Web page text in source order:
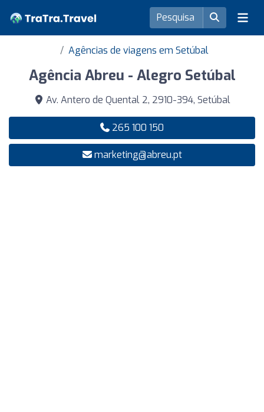
Agências de viagens em Setúbal
Agência Abreu - Alegro Setúbal
Av. Antero de Quental 2, 2910-394, Setúbal
265 100 150
marketing@abreu.pt